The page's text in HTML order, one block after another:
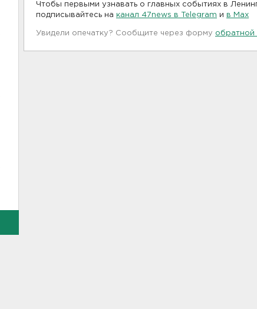
Чтобы первыми узнавать о главных событиях в
подписывайтесь на канал 47news в Telegram и в Maх
Увидели опечатку? Сообщите через форму обратной